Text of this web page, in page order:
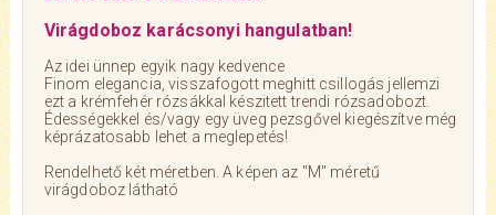
Virágdoboz karácsonyi hangulatban!
Az idei ünnep egyik nagy kedvence
Finom elegancia, visszafogott meghitt csillogás jellemzi
ezt a krémfehér rózsákkal készitett trendi rózsadobozt.
Édességekkel és/vagy egy üveg pezsgővel kiegészítve még
képrázatosabb lehet a meglepetés!
Rendelhető két méretben. A képen az "M" méretű
virágdoboz látható